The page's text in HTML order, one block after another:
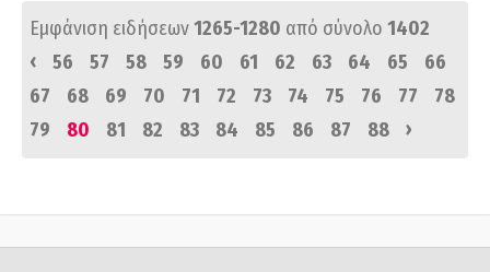
Εμφάνιση ειδήσεων1265-1280 από σύνολο 1402
‹
56 57 58 59 60 61 62 63 64 65
66
67
68 69 70 71 72 73 74 75 76 77
78
79
80 81 82 83 84 85 86 87 88 ›